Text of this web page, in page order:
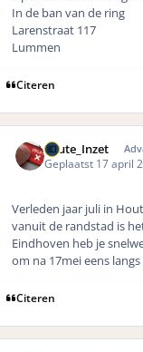
In de ban van de ring
Larenstraat 117
Lummen
Citeren
Foute_Inzet
Geplaatst 17 april
Verleden jaar juli in
vanuit de randstad is
Eindhoven heb je
om na 17mei eens
Citeren